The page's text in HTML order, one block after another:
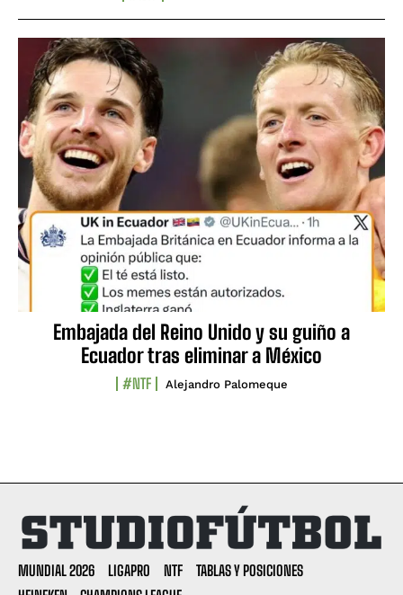
Embajada del Reino Unido y su guiño a
Ecuador tras eliminar a México
#NTF Alejandro Palomeque
MUNDIAL 2026 LIGAPRO NTF
TABLAS Y POSICIONES